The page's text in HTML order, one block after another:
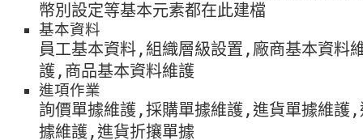
幣別設定等基本元素都在此建檔
基本資料
員工基本資料,組織層級設置,廠商基本資料
護,商品基本資料維護
進項作業
詢價單據維護,採購單據維護,進貨單據維護
據維護,進貨折攘單據